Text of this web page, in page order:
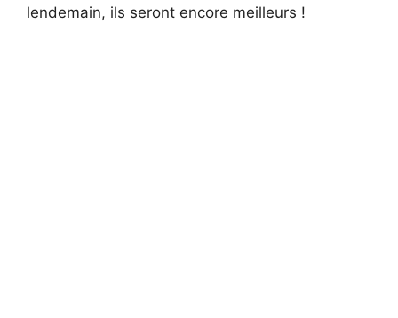
lendemain, ils seront encore meilleurs !